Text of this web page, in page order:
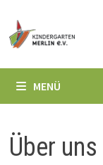
Inhalt
springen
MENÜ
Über uns